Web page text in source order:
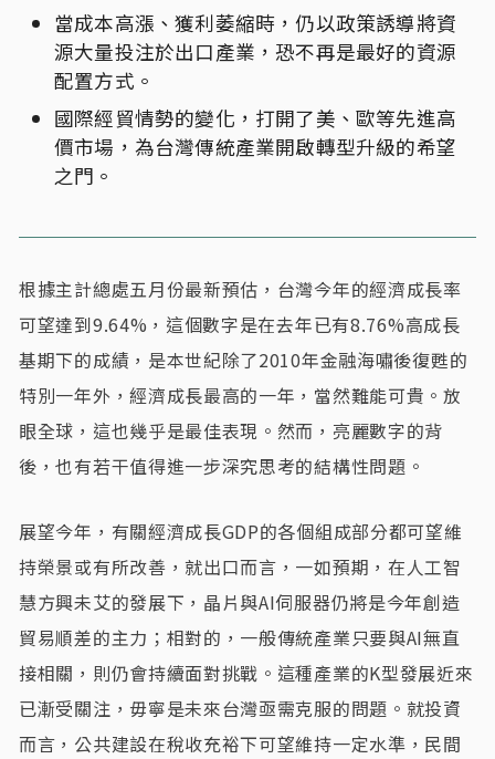
當成本高漲、獲利萎縮時，仍以政策誘導將資
源大量投注於出口產業，恐不再是最好的資源
配置方式。
國際經貿情勢的變化，打開了美、歐等先進高
價市場，為台灣傳統產業開啟轉型升級的希望
之門。
根據主計總處五月份最新預估，台灣今年的經濟成長率
可望達到9.64%，這個數字是在去年已有8.76%高成長
基期下的成績，是本世紀除了2010年金融海嘯後復甦的
特別一年外，經濟成長最高的一年，當然難能可貴。放
眼全球，這也幾乎是最佳表現。然而，亮麗數字的背
後，也有若干值得進一步深究思考的結構性問題。
展望今年，有關經濟成長GDP的各個組成部分都可望維
持榮景或有所改善，就出口而言，一如預期，在人工智
慧方興未艾的發展下，晶片與AI伺服器仍將是今年創造
貿易順差的主力；相對的，一般傳統產業只要與AI無直
接相關，則仍會持續面對挑戰。這種產業的K型發展近來
已漸受關注，毋寧是未來台灣亟需克服的問題。就投資
而言，公共建設在稅收充裕下可望維持一定水準，民間